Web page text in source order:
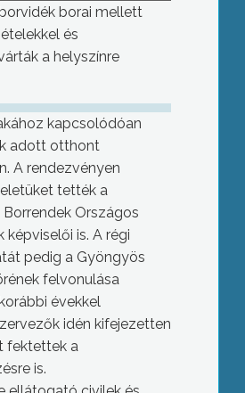
borai mellett
és
a helyszínre
kapcsolódóan
adott otthont
A rendezvényen
tették a
Országos
képviselői is. A régi
pedig a Gyöngyös
felvonulása
évekkel
idén kifejezetten
fektettek a
is.